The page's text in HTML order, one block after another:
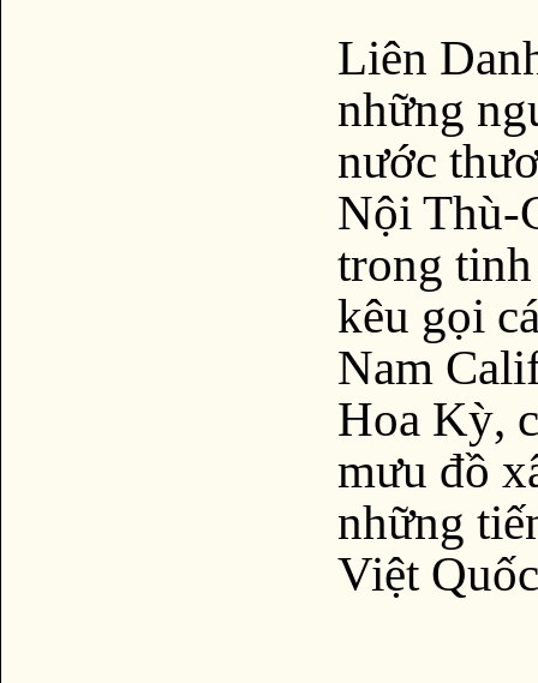
Liên
những
nước
Nội Thù-
trong
kêu gọi
Nam
Hoa Kỳ,
mưu đồ
những
Việt